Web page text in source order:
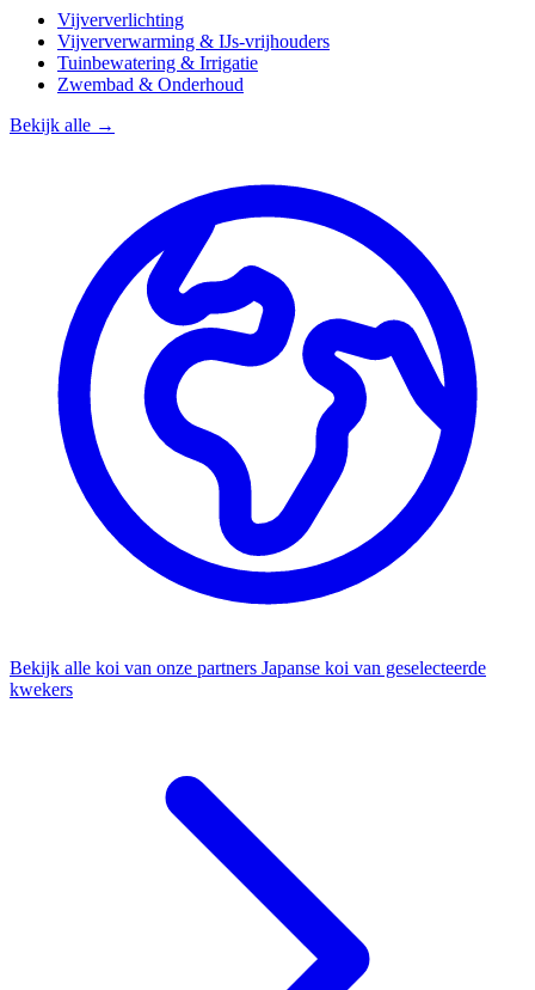
Vijververlichting
Vijververwarming & IJs-vrijhouders
Tuinbewatering & Irrigatie
Zwembad & Onderhoud
Bekijk alle →
Bekijk alle koi van onze partners Japanse koi van geselecteerde
kwekers